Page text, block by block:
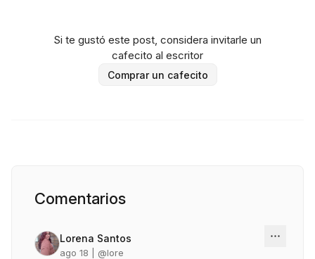
Si te gustó este post, considera invitarle un
cafecito al escritor
Comprar un cafecito
Comentarios
Lorena Santos
ago 18 | @lore